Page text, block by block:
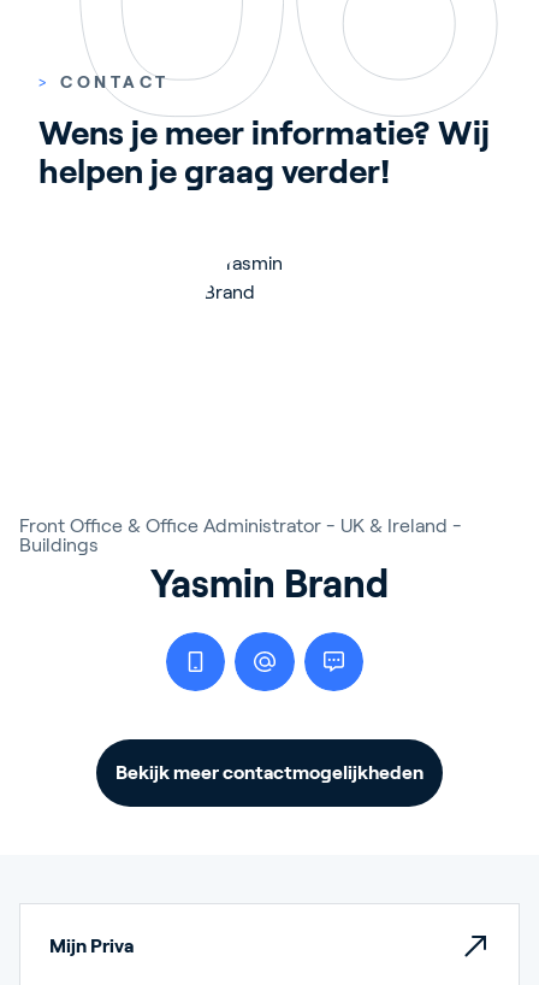
> CONTACT
Wens je meer informatie? Wij
helpen je graag verder!
Front Office & Office Administrator - UK & Ireland -
Buildings
Yasmin Brand
Bekijk meer contactmogelijkheden
Mijn Priva